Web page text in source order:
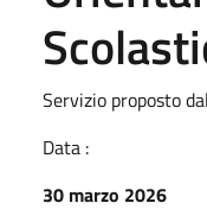
Servizio proposto
Data :
30 marzo 2026